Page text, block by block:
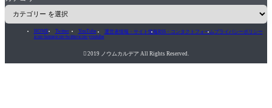
HOME
icon-home
Twitter
icon-twitter
YouTube
icon-youtube
運営者情報・サイト情報RSS・コンタクトフォームプライバシーポリシー
 2019 ノウムカルデア All Rights Reserved.